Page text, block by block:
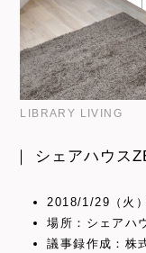
LIBRARY LIVING
｜ シェアハウス
2018/1/29（火
場所：シェアハ
議事録作成：株